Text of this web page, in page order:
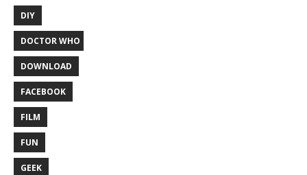
DIY
DOCTOR WHO
DOWNLOAD
FACEBOOK
FILM
FUN
GEEK